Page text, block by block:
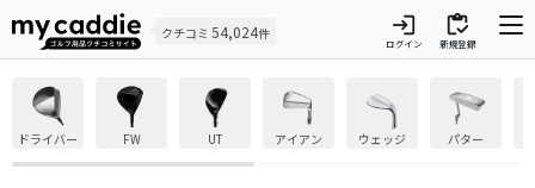
クチコミ 54,024件 login
ログイン
inventory
新規登録
ドライバー FW UT アイアン ウェッジ パター